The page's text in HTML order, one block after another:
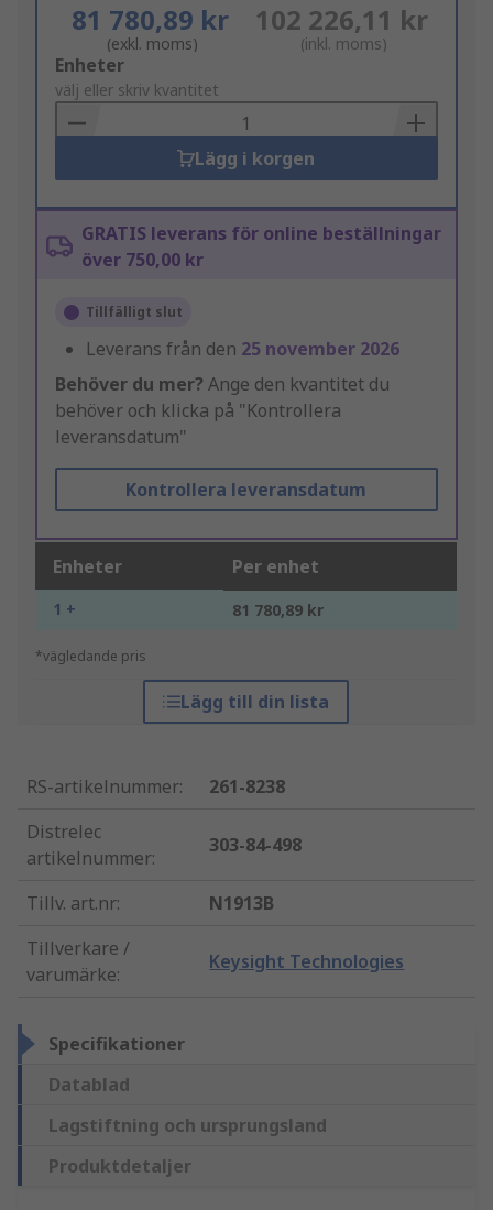
81 780,89 kr
(exkl. moms)
102 226,11 kr
(inkl. moms)
Add
to
Basket
Enheter
välj eller skriv kvantitet
Lägg i korgen
GRATIS leverans för online beställningar
över 750,00 kr
Tillfälligt slut
Leverans från den 25 november 2026
Behöver du mer? Ange den kvantitet du
behöver och klicka på "Kontrollera
leveransdatum"
Kontrollera leveransdatum
Enheter Per enhet
1 + 81 780,89 kr
*vägledande pris
Lägg till din lista
RS-artikelnummer:
261-8238
Distrelec
artikelnummer:
303-84-498
Tillv. art.nr:
N1913B
Tillverkare /
varumärke:
Keysight Technologies
Specifikationer
Datablad
Lagstiftning och ursprungsland
Produktdetaljer